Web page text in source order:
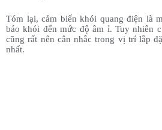
Tóm lại, cảm biến khói quang điện là
báo khói đến mức độ âm ỉ. Tuy nhiên
cũng rất nên cân nhắc trong vị trí lắp
nhất.